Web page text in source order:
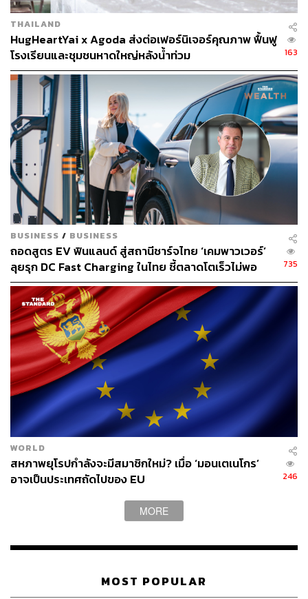
โดยที่มาของชื่อ ‘Artek’ (อาร์เทค) คือการผนวกกันของคำว่า
‘ศิลปะ’ (Art) และ ‘เทคโนโลยี’ (Technology) ตามที่ผู้ก่อตั้งทั้ง
4 คนได้ตั้งใจที่จะรวมองค์ประกอบทั้งสองด้านนี้เข้าไว้ด้วยกัน
โดยหนึ่งในหัวหอกคนสำคัญอีกทั้งยังเป็นผู้ออกแบบหลักให้
กับแบรนด์อย่าง อัลวาร์ อัลโต สถาปนิกและนักออกแบบชื่อดัง
ชาวฟินแลนด์ หนึ่งในผู้ก่อตั้งยังเป็นนักออกแบบคนแรกๆ ของ
ยุคที่ก้าวออกจากการออกแบบที่คำนึงเพียงประโยชน์ใช้สอย
แต่เขากลับมองหาวัสดุใหม่ๆ เพื่อเพิ่มฟังก์ชันและดีไซน์ที่ทัน
สมัยขึ้น จนได้รับการขนานนามว่าเป็นสถาปนิกในยุคโมเดิร์
นที่มีชื่อเสียงมากที่สุดคนหนึ่ง
เก้าอี้ Paimio (ไพมิโอ) ที่ถูกออกแบบขึ้นเพื่อใช้งานในโรง
พยาบาลรักษาผู้ป่วยวัณโรค Paimio Sanatorium จุดเด่นของ
เก้าอี้ตัวนี้อยู่ที่โครงสร้างซึ่งทำจากไม้อัดและไม้ลามิเนต เพื่อ
ช่วยทำให้ผู้ป่วยรู้สึกถึงความอบอุ่น และช่วยให้ผู้ป่วยหายใจ
สะดวกขึ้นด้วย
เป็นวัสดุค่อนข้างแปลกใหม่ในช่วงปี 1920 ด้วยการบิดให้โค้ง
งอและขึ้นรูปให้มีรูปลักษณ์แบบงานประติมากรรม จนมาถึง
แชร์ที่ถูกออกแบบขึ้นเพื่อใช้งานในโรงพยาบาลรักษาผู้ป่วย
อาคารแห่งนี้เองอีกด้วย จุดเด่นของเก้าอี้ตัวนี้อยู่ที่โครงสร้าง
THAILAND
HugHeartYai x Agoda ส่งต่อเฟอร์นิเจอร์คุณภาพ ฟื้นฟู
โรงเรียนและชุมชนหาดใหญ่หลังน้ำท่วม
163
BUSINESS / BUSINESS
ถอดสูตร EV ฟินแลนด์ สู่สถานีชาร์จไทย ‘เคมพาวเวอร์’
ลุยรุก DC Fast Charging ในไทย ชี้ตลาดโตเร็วไม่พอ
‘คุณภาพ’ คือเกมตัดสิน
735
WORLD
สหภาพยุโรปกำลังจะมีสมาชิกใหม่? เมื่อ ‘มอนเตเนโกร’
อาจเป็นประเทศถัดไปของ EU
246
MORE
MOST POPULAR